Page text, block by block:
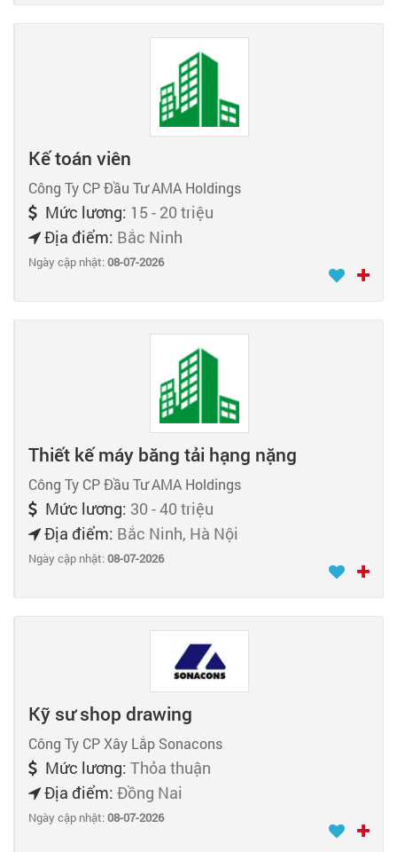
Kế toán viên
Công Ty CP Đầu Tư AMA Holdings
Mức lương: 15 - 20 triệu
Địa điểm: Bắc Ninh
Ngày cập nhật:08-07-2026
Thiết kế máy băng tải hạng nặng
Công Ty CP Đầu Tư AMA Holdings
Mức lương: 30 - 40 triệu
Địa điểm: Bắc Ninh, Hà Nội
Ngày cập nhật:08-07-2026
Kỹ sư shop drawing
Công Ty CP Xây Lắp Sonacons
Mức lương: Thỏa thuận
Địa điểm: Đồng Nai
Ngày cập nhật:08-07-2026